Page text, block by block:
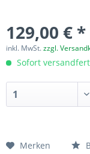
129,00 € *
inkl. MwSt.zzgl.
Sofort
Merken